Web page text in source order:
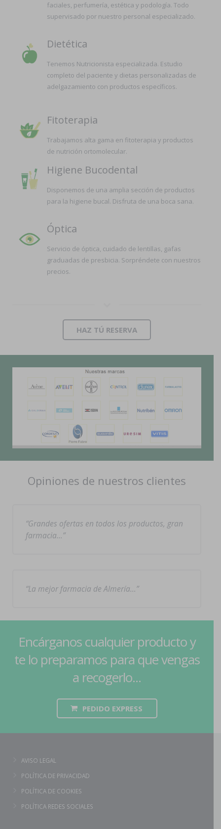
faciales, perfumería, estética y podología. Todo
supervisado por nuestro personal especializado.
Dietética
Tenemos Nutricionista especializada. Estudio
completo del paciente y dietas personalizadas de
adelgazamiento con productos específicos.
Fitoterapia
Trabajamos alta gama en fitoterapia y productos
de nutrición ortomolecular.
Higiene Bucodental
Disponemos de una amplia sección de productos
para la higiene bucal. Disfruta de una boca sana.
Óptica
Servicio de óptica, cuidado de lentillas, gafas
graduadas de presbicia. Sorpréndete con nuestros
precios.
HAZ TÚ RESERVA
Opiniones de nuestros clientes
Grandes ofertas en todos los productos, gran
farmacia…
La mejor farmacia de Almería…
Encárganos cualquier producto y
te lo preparamos para que vengas
a recogerlo...
PEDIDO EXPRESS
AVISO LEGAL
POLÍTICA DE PRIVACIDAD
POLÍTICA DE COOKIES
POLÍTICA REDES SOCIALES